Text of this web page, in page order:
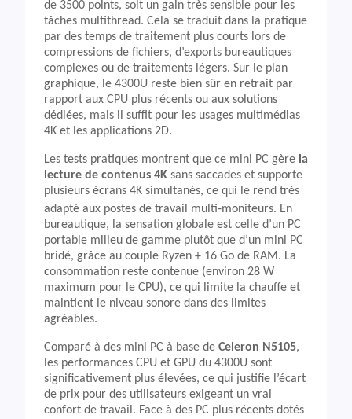
de 3500 points, soit un gain très sensible pour les
tâches multithread. Cela se traduit dans la pratique
par des temps de traitement plus courts lors de
compressions de fichiers, d’exports bureautiques
complexes ou de traitements légers. Sur le plan
graphique, le 4300U reste bien sûr en retrait par
rapport aux CPU plus récents ou aux solutions
dédiées, mais il suffit pour les usages multimédias
4K et les applications 2D.
Les tests pratiques montrent que ce mini PC gère la
lecture de contenus 4K sans saccades et supporte
plusieurs écrans 4K simultanés, ce qui le rend très
adapté aux postes de travail multi‑moniteurs. En
bureautique, la sensation globale est celle d’un PC
portable milieu de gamme plutôt que d’un mini PC
bridé, grâce au couple Ryzen + 16 Go de RAM. La
consommation reste contenue (environ 28 W
maximum pour le CPU), ce qui limite la chauffe et
maintient le niveau sonore dans des limites
agréables.
Comparé à des mini PC à base de Celeron N5105,
les performances CPU et GPU du 4300U sont
significativement plus élevées, ce qui justifie l’écart
de prix pour des utilisateurs exigeant un vrai
confort de travail. Face à des PC plus récents dotés